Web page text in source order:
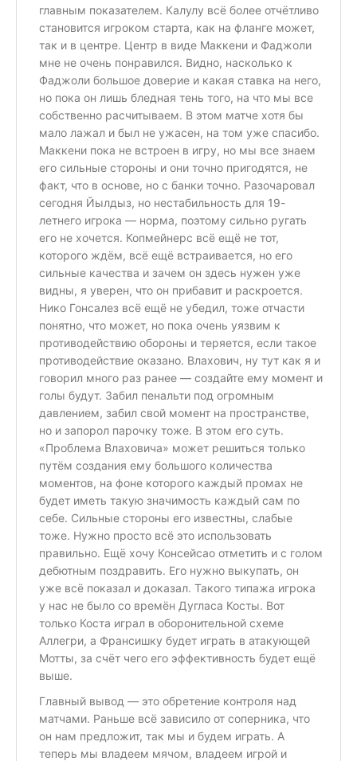
главным показателем. Калулу всё более отчётливо
становится игроком старта, как на фланге может,
так и в центре. Центр в виде Маккени и Фаджоли
мне не очень понравился. Видно, насколько к
Фаджоли большое доверие и какая ставка на него,
но пока он лишь бледная тень того, на что мы все
собственно расчитываем. В этом матче хотя бы
мало лажал и был не ужасен, на том уже спасибо.
Маккени пока не встроен в игру, но мы все знаем
его сильные стороны и они точно пригодятся, не
факт, что в основе, но с банки точно. Разочаровал
сегодня Йылдыз, но нестабильность для 19-
летнего игрока — норма, поэтому сильно ругать
его не хочется. Копмейнерс всё ещё не тот,
которого ждём, всё ещё встраивается, но его
сильные качества и зачем он здесь нужен уже
видны, я уверен, что он прибавит и раскроется.
Нико Гонсалез всё ещё не убедил, тоже отчасти
понятно, что может, но пока очень уязвим к
противодействию обороны и теряется, если такое
противодействие оказано. Влахович, ну тут как я и
говорил много раз ранее — создайте ему момент и
голы будут. Забил пенальти под огромным
давлением, забил свой момент на пространстве,
но и запорол парочку тоже. В этом его суть.
«Проблема Влаховича» может решиться только
путём создания ему большого количества
моментов, на фоне которого каждый промах не
будет иметь такую значимость каждый сам по
себе. Сильные стороны его известны, слабые
тоже. Нужно просто всё это использовать
правильно. Ещё хочу Консейсао отметить и с голом
дебютным поздравить. Его нужно выкупать, он
уже всё показал и доказал. Такого типажа игрока
у нас не было со времён Дугласа Косты. Вот
только Коста играл в оборонительной схеме
Аллегри, а Франсишку будет играть в атакующей
Мотты, за счёт чего его эффективность будет ещё
выше.
Главный вывод — это обретение контроля над
матчами. Раньше всё зависило от соперника, что
он нам предложит, так мы и будем играть. А
теперь мы владеем мячом, владеем игрой и